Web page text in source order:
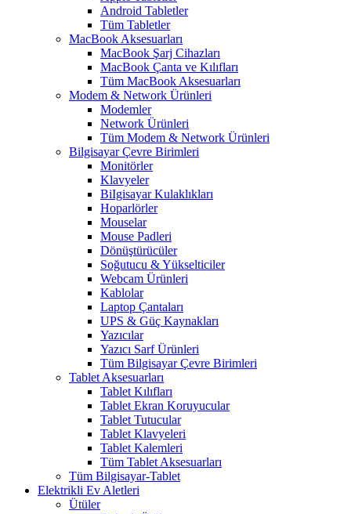
Android Tabletler
Tüm Tabletler
MacBook Aksesuarları
MacBook Şarj Cihazları
MacBook Çanta ve Kılıfları
Tüm MacBook Aksesuarları
Modem & Network Ürünleri
Modemler
Network Ürünleri
Tüm Modem & Network Ürünleri
Bilgisayar Çevre Birimleri
Monitörler
Klavyeler
BiIgisayar Kulaklıkları
Hoparlörler
Mouselar
Mouse Padleri
Dönüştürücüler
Soğutucu & Yükselticiler
Webcam Ürünleri
Kablolar
Laptop Çantaları
UPS & Güç Kaynakları
Yazıcılar
Yazıcı Sarf Ürünleri
Tüm Bilgisayar Çevre Birimleri
Tablet Aksesuarları
Tablet Kılıfları
Tablet Ekran Koruyucular
Tablet Tutucular
Tablet Klavyeleri
Tablet Kalemleri
Tüm Tablet Aksesuarları
Tüm Bilgisayar-Tablet
Elektrikli Ev Aletleri
Ütüler